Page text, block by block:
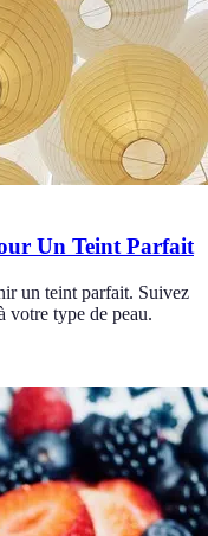
Un Teint Parfait
un teint parfait. Suivez
votre type de peau.